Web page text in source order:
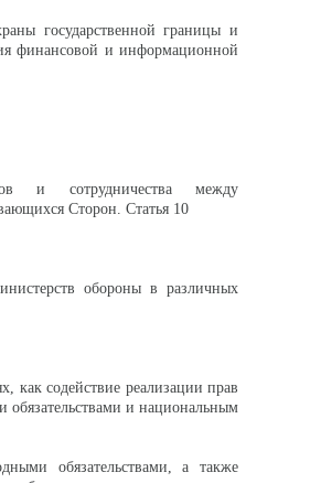
государственной границы и
финансовой и информационной
и сотрудничества между
Сторон. Статья 10
обороны в различных
как содействие реализации прав
обязательствами и национальным
обязательствами, а также